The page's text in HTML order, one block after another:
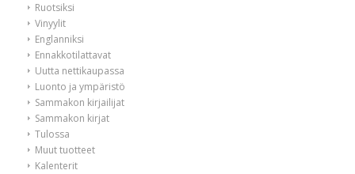
Ruotsiksi
Vinyylit
Englanniksi
Ennakkotilattavat
Uutta nettikaupassa
Luonto ja ympäristö
Sammakon kirjailijat
Sammakon kirjat
Tulossa
Muut tuotteet
Kalenterit